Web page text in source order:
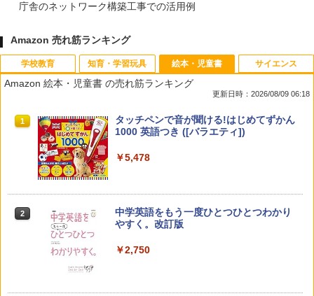
庁舎のネットワーク構築工事での活用例
Amazon 売れ筋ランキング
学校教育
1 教育者のためのコーチング入門
2
カウンセリングとは何か 変化するという
こと (講談社現代新書 2787)
￥1,540
知育・学習玩具
1
Amazon Fire HD 10 キッズモデル (10イ
ンチ) ピンク 対象年齢3歳から 数千点の
2
パイロット スイスイおえかき for Study
何回も書ける! れんしゅうボード ひらが
な・カタカナ・すうじ・ABC 3歳以上 知
育
絵本・児童書
Amazon 絵本・児童書 の売れ筋ランキング
更新日時：2026/08/09 06:18
1
タッチペンで音が聞ける!はじめてずかん
1000 英語つき ([バラエティ])
￥5,478
2
中学英語をもう一度ひとつひとつわかり
やすく。改訂版
￥2,750
サイエンス